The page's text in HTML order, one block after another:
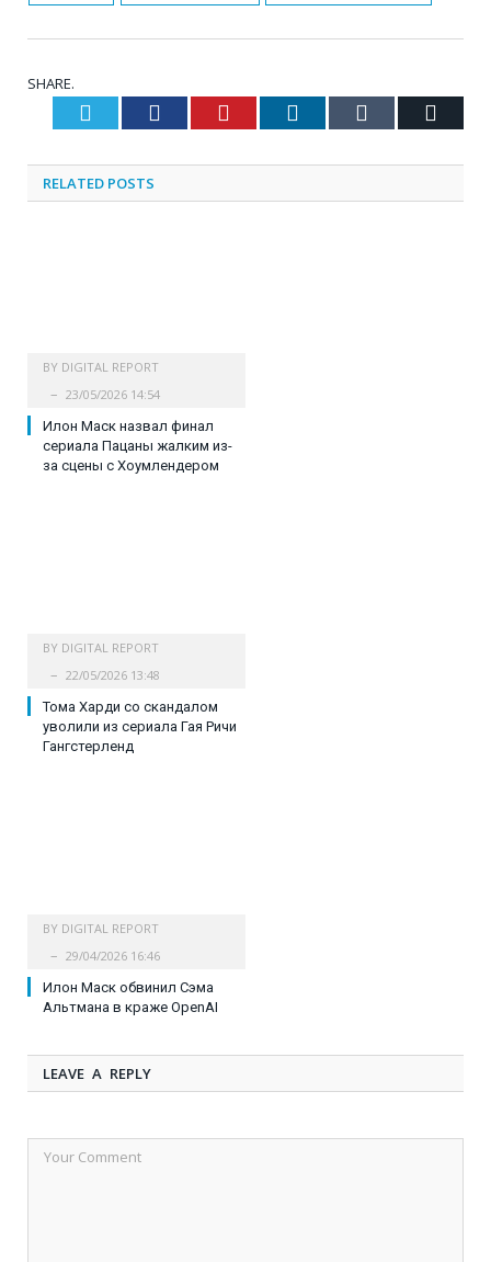
SHARE.
Twitter Facebook Pinterest LinkedIn Tumblr
RELATED POSTS
BY DIGITAL REPORT
23/05/2026 14:54
Илон Маск назвал финал
сериала Пацаны жалким из-
за сцены с Хоумлендером
BY DIGITAL REPORT
22/05/2026 13:48
Тома Харди со скандалом
уволили из сериала Гая Ричи
Гангстерленд
BY DIGITAL REPORT
29/04/2026 16:46
Илон Маск обвинил Сэма
Альтмана в краже OpenAI
LEAVE A REPLY